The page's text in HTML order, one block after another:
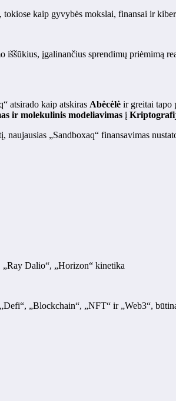
tokiose kaip gyvybės mokslai, finansai ir
iššūkius, įgalinančius sprendimų priėmimą
atsirado kaip atskiras Abėcėlė ir greitai tapo
ir molekulinis modeliavimas į
„Sandboxaq“ finansavimas
„Ray Dalio“, „Horizon“ kinetika
„Blockchain“, „NFT“ ir „Web3“,